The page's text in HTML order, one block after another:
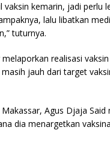
kemarin, jadi perlu
lalu libatkan
tuturnya.
realisasi
jauh dari target
Agus Djaja
dia menargetkan